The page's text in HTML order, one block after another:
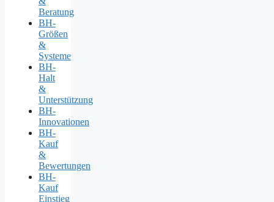
Beratung
BH-
Größen
&
Systeme
BH-
Halt
&
Unterstützung
BH-
Innovationen
BH-
Kauf
&
Bewertungen
BH-
Kauf
Einstieg